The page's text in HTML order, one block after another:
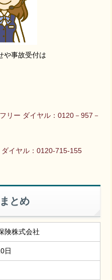
や事故受付は
リー ダイヤル：0120－957－
イヤル：0120-715-155
とめ
険株式会社
日